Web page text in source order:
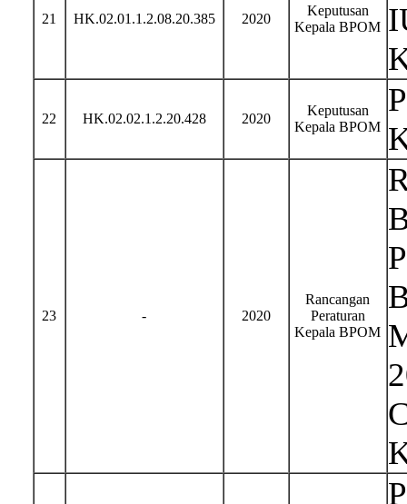
21 HK.02.01.1.2.08.20.385 2020
Keputusan
Kepala BPOM
22 HK.02.02.1.2.20.428 2020
Keputusan
Kepala BPOM
23 - 2020
Rancangan
Peraturan
Kepala BPOM